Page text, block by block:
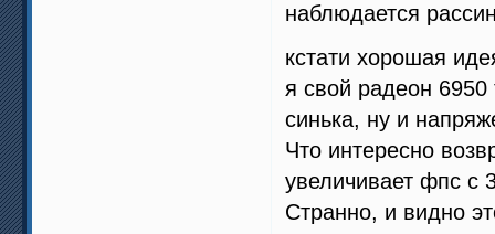
наблюдается
кстати хорошая
я свой радеон
синька, ну и
Что интересно
увеличивает фпс с
Странно, и видно